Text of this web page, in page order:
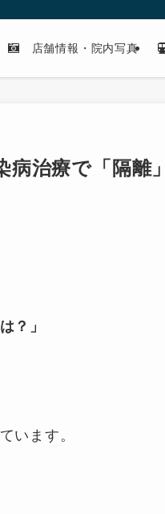
店舗情報・院内写真
病治療で「隔離
？」
います。